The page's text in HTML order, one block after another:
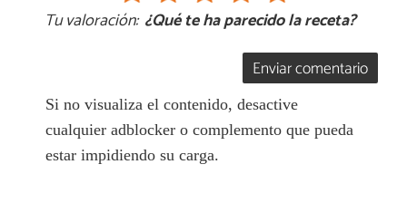
Tu valoración: ¿Qué te ha parecido la receta?
Enviar comentario
Si no visualiza el contenido, desactive
cualquier adblocker o complemento que pueda
estar impidiendo su carga.